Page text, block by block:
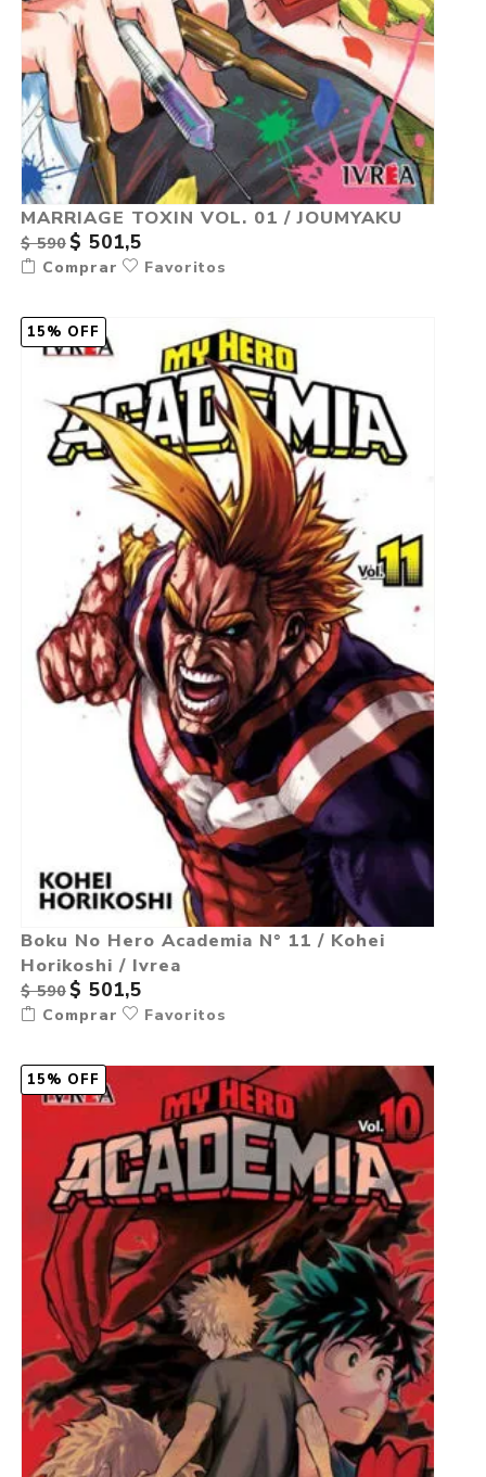
MARRIAGE TOXIN VOL. 01 / JOUMYAKU
$ 590 $ 501,5
Comprar Favoritos
15% OFF
Boku No Hero Academia N° 11 / Kohei
Horikoshi / Ivrea
$ 590 $ 501,5
Comprar Favoritos
15% OFF